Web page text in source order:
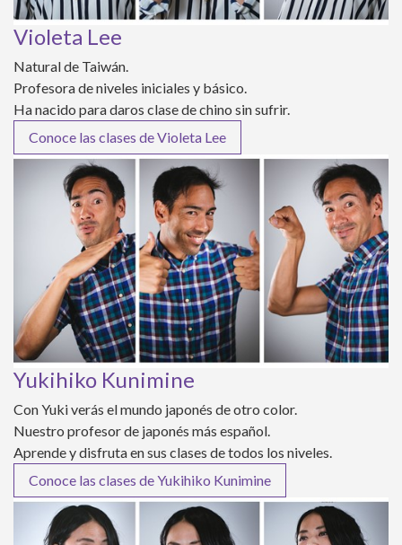
Violeta Lee
Natural de Taiwán.
Profesora de niveles iniciales y básico.
Ha nacido para daros clase de chino sin sufrir.
Conoce las clases de Violeta Lee
Yukihiko Kunimine
Con Yuki verás el mundo japonés de otro color.
Nuestro profesor de japonés más español.
Aprende y disfruta en sus clases de todos los niveles.
Conoce las clases de Yukihiko Kunimine